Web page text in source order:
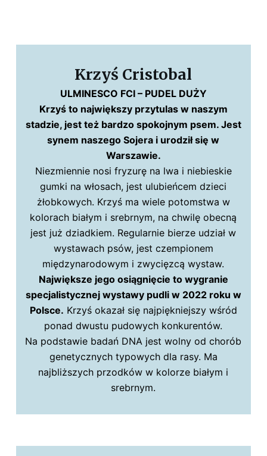
Krzyś Cristobal
ULMINESCO FCI – PUDEL DUŻY
Krzyś to największy przytulas w naszym
stadzie, jest też bardzo spokojnym psem. Jest
synem naszego Sojera i urodził się w
Warszawie.
Niezmiennie nosi fryzurę na lwa i niebieskie
gumki na włosach, jest ulubieńcem dzieci
żłobkowych. Krzyś ma wiele potomstwa w
kolorach białym i srebrnym, na chwilę obecną
jest już dziadkiem. Regularnie bierze udział w
wystawach psów, jest czempionem
międzynarodowym i zwycięzcą wystaw.
Największe jego osiągnięcie to wygranie
specjalistycznej wystawy pudli w 2022 roku w
Polsce. Krzyś okazał się najpiękniejszy wśród
ponad dwustu pudowych konkurentów.
Na podstawie badań DNA jest wolny od chorób
genetycznych typowych dla rasy. Ma
najbliższych przodków w kolorze białym i
srebrnym.